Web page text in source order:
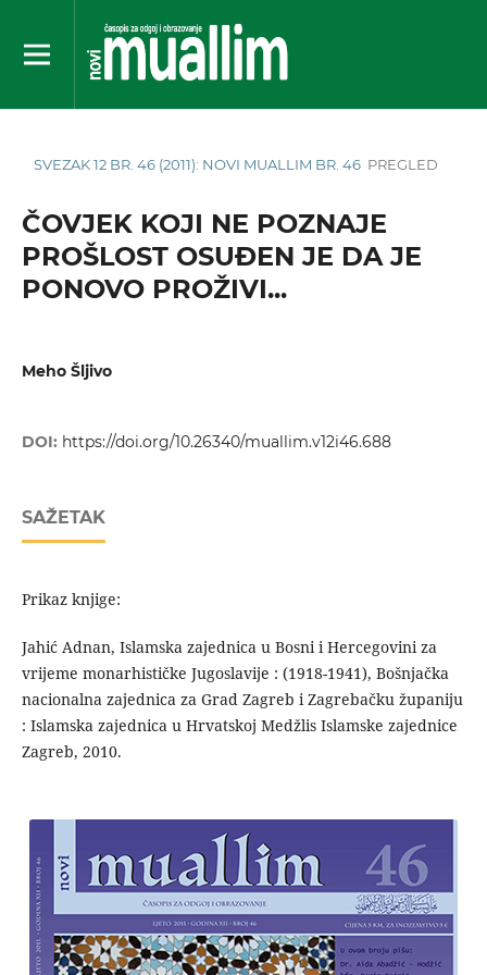
SVEZAK 12 BR. 46 (2011): NOVI MUALLIM BR. 46 PREGLED
ČOVJEK KOJI NE POZNAJE
PROŠLOST OSUĐEN JE DA JE
PONOVO PROŽIVI...
Meho Šljivo
DOI: https://doi.org/10.26340/muallim.v12i46.688
SAŽETAK
Prikaz knjige:
Jahić Adnan, Islamska zajednica u Bosni i Hercegovini za
vrijeme monarhističke Jugoslavije : (1918-1941), Bošnjačka
nacionalna zajednica za Grad Zagreb i Zagrebačku županiju
: Islamska zajednica u Hrvatskoj Medžlis Islamske zajednice
Zagreb, 2010.